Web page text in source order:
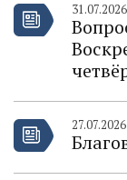
31.07.2026
27.07.2026